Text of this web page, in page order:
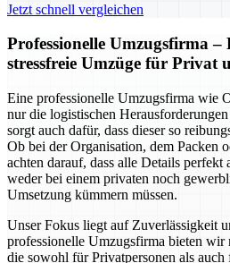
Jetzt schnell vergleichen
Professionelle Umzugsfirma –
stressfreie Umzüge für Privat
Eine professionelle Umzugsfirma wie
nur die logistischen
sorgt auch dafür, dass dieser so
Ob bei der Organisation, dem Packen
achten darauf, dass alle Details perfekt
weder bei einem privaten noch
Umsetzung kümmern müssen.
Unser Fokus liegt auf Zuverlässigkeit
professionelle Umzugsfirma bieten wir
die sowohl für Privatpersonen als auch